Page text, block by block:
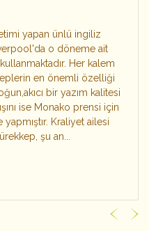
yapan ünlü ingiliz
o döneme ait
Her kalem
en önemli özelliği
bir yazım kalitesi
ise Monako prensi için
yapmıştır. Kraliyet ailesi
şu an...